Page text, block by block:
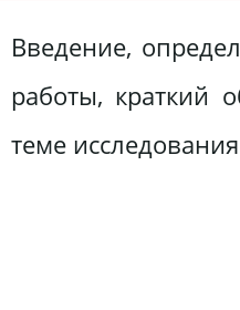
Введение,
работы, краткий
теме исследования